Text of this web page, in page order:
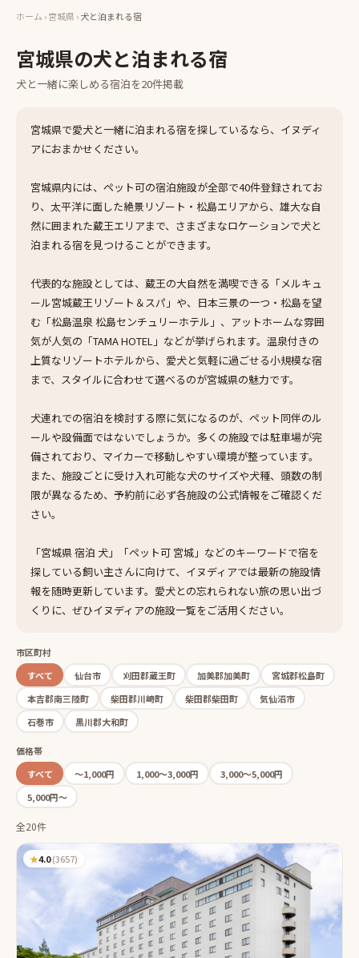
ホーム ›宮城県›犬と泊まれる宿
宮城県の犬と泊まれる宿
犬と一緒に楽しめる宿泊を20件掲載
宮城県で愛犬と一緒に泊まれる宿を探しているなら、イヌディ
アにおまかせください。
宮城県内には、ペット可の宿泊施設が全部で40件登録されてお
り、太平洋に面した絶景リゾート・松島エリアから、雄大な自
然に囲まれた蔵王エリアまで、さまざまなロケーションで犬と
泊まれる宿を見つけることができます。
代表的な施設としては、蔵王の大自然を満喫できる「メルキュ
ール宮城蔵王リゾート＆スパ」や、日本三景の一つ・松島を望
む「松島温泉 松島センチュリーホテル」、アットホームな雰囲
気が人気の「TAMA HOTEL」などが挙げられます。温泉付きの
上質なリゾートホテルから、愛犬と気軽に過ごせる小規模な宿
まで、スタイルに合わせて選べるのが宮城県の魅力です。
犬連れでの宿泊を検討する際に気になるのが、ペット同伴のル
ールや設備面ではないでしょうか。多くの施設では駐車場が完
備されており、マイカーで移動しやすい環境が整っています。
また、施設ごとに受け入れ可能な犬のサイズや犬種、頭数の制
限が異なるため、予約前に必ず各施設の公式情報をご確認くだ
さい。
「宮城県 宿泊 犬」「ペット可 宮城」などのキーワードで宿を
探している飼い主さんに向けて、イヌディアでは最新の施設情
報を随時更新しています。愛犬との忘れられない旅の思い出づ
くりに、ぜひイヌディアの施設一覧をご活用ください。
市区町村
すべて
仙台市 刈田郡蔵王町 加美郡加美町
宮城郡松島町
本吉郡南三陸町
柴田郡川崎町 柴田郡柴田町
気仙沼市
石巻市
黒川郡大和町
価格帯
すべて
〜1,000円 1,000〜3,000円
3,000〜5,000円
5,000円〜
全20件
★4.0(3657)